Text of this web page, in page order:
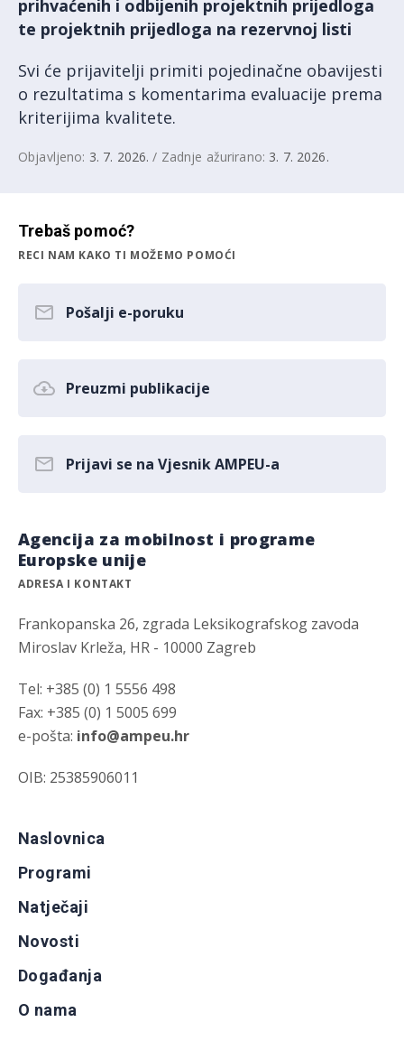
prihvaćenih i odbijenih projektnih prijedloga
te projektnih prijedloga na rezervnoj listi
Svi će prijavitelji primiti pojedinačne obavijesti
o rezultatima s komentarima evaluacije prema
kriterijima kvalitete.
Objavljeno: 3. 7. 2026. / Zadnje ažurirano: 3. 7. 2026.
Trebaš pomoć?
RECI NAM KAKO TI MOŽEMO POMOĆI
Pošalji e-poruku
Preuzmi publikacije
Prijavi se na Vjesnik AMPEU-a
Agencija za mobilnost i programe
Europske unije
ADRESA I KONTAKT
Frankopanska 26, zgrada Leksikografskog zavoda
Miroslav Krleža, HR - 10000 Zagreb
Tel: +385 (0) 1 5556 498
Fax: +385 (0) 1 5005 699
e-pošta: info@ampeu.hr
OIB: 25385906011
Naslovnica
Programi
Natječaji
Novosti
Događanja
O nama